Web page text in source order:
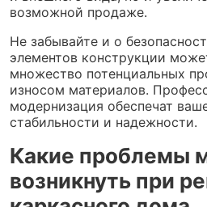
возможной продаже.
Не забывайте и о
элементов конструкции
множество потенциальных
износом материалов.
модернизация обеспечат
стабильности и надежности.
Какие проблемы
возникнуть при